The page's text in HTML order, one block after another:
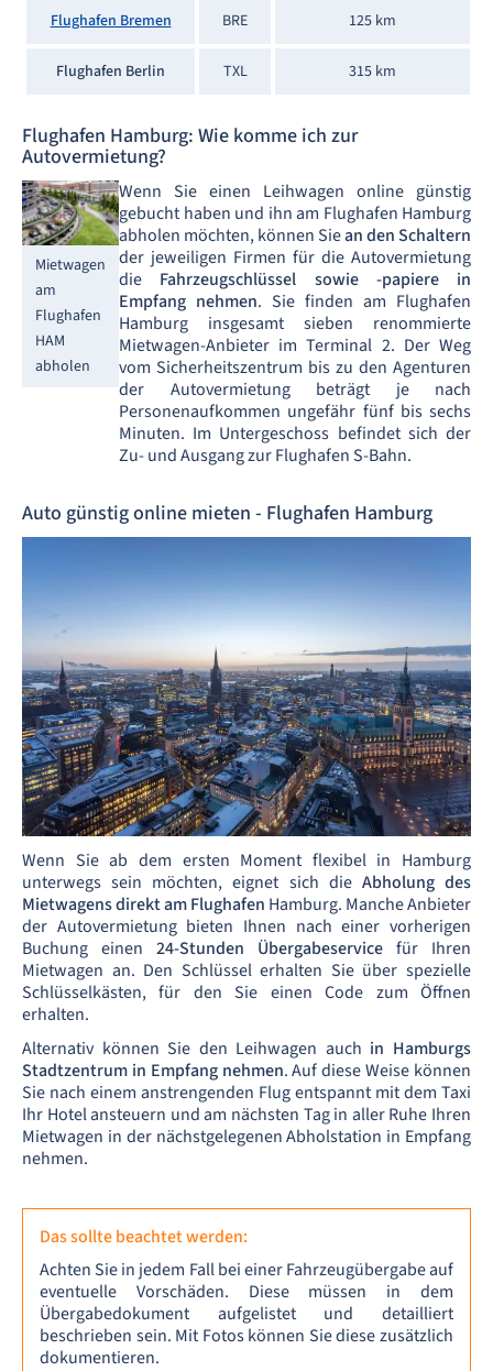
Flughafen Bremen BRE 125 km
Flughafen Berlin TXL 315 km
Flughafen Hamburg: Wie komme ich zur
Autovermietung?
Mietwagen
am
Flughafen
HAM
abholen
Wenn Sie einen Leihwagen online günstig
gebucht haben und ihn am Flughafen Hamburg
abholen möchten, können Siean den Schaltern
der jeweiligen Firmen für die Autovermietung
die Fahrzeugschlüssel sowie -papiere in
Empfang nehmen. Sie finden am Flughafen
Hamburg insgesamt sieben renommierte
Mietwagen-Anbieter im Terminal 2. Der Weg
vom Sicherheitszentrum bis zu den Agenturen
der Autovermietung beträgt je nach
Personenaufkommen ungefähr fünf bis sechs
Minuten. Im Untergeschoss befindet sich der
Zu- und Ausgang zur Flughafen S-Bahn.
Auto günstig online mieten - Flughafen Hamburg
Wenn Sie ab dem ersten Moment flexibel in Hamburg
unterwegs sein möchten, eignet sich die Abholung des
Mietwagens direkt am Flughafen Hamburg. Manche Anbieter
der Autovermietung bieten Ihnen nach einer vorherigen
Buchung einen 24-Stunden Übergabeservice für Ihren
Mietwagen an. Den Schlüssel erhalten Sie über spezielle
Schlüsselkästen, für den Sie einen Code zum Öffnen
erhalten.
Alternativ können Sie den Leihwagen auch in Hamburgs
Stadtzentrum in Empfang nehmen. Auf diese Weise können
Sie nach einem anstrengenden Flug entspannt mit dem Taxi
Ihr Hotel ansteuern und am nächsten Tag in aller Ruhe Ihren
Mietwagen in der nächstgelegenen Abholstation in Empfang
nehmen.
Das sollte beachtet werden:
Achten Sie in jedem Fall bei einer Fahrzeugübergabe auf
eventuelle Vorschäden. Diese müssen in dem
Übergabedokument aufgelistet und detailliert
beschrieben sein. Mit Fotos können Sie diese zusätzlich
dokumentieren.